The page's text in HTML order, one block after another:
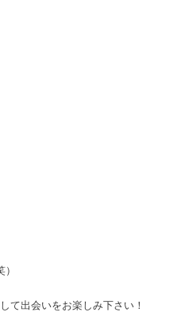
）
て出会いをお楽しみ下さい！